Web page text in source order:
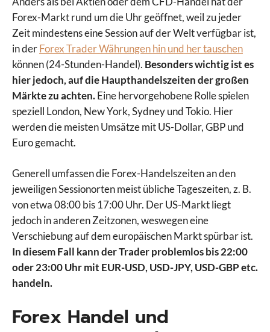
Forex-Markt rund um die Uhr geöffnet, weil zu jeder
Zeit mindestens eine Session auf der Welt verfügbar ist,
in derForex Trader Währungen hin und her tauschen
können (24-Stunden-Handel). Besonders wichtig ist es
hier jedoch, auf die Haupthandelszeiten der großen
Märkte zu achten.Eine hervorgehobene Rolle spielen
speziell London, New York, Sydney und Tokio. Hier
werden die meisten Umsätze mit US-Dollar, GBP und
Euro gemacht.
Generell umfassen die Forex-Handelszeiten an den
jeweiligen Sessionorten meist übliche Tageszeiten, z. B.
von etwa 08:00 bis 17:00 Uhr. Der US-Markt liegt
jedoch in anderen Zeitzonen, weswegen eine
Verschiebung auf dem europäischen Markt spürbar ist.
In diesem Fall kann der Trader problemlos bis 22:00
oder 23:00 Uhr mit EUR-USD, USD-JPY, USD-GBP etc.
handeln.
Forex Handel und